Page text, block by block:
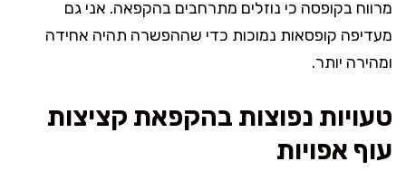
מרווח בקופסה כי נוזלים מתרחבים בהקפאה. אני גם
מעדיפה קופסאות נמוכות כדי שההפשרה תהיה אחידה
ומהירה יותר.
טעויות נפוצות בהקפאת קציצות
עוף אפויות